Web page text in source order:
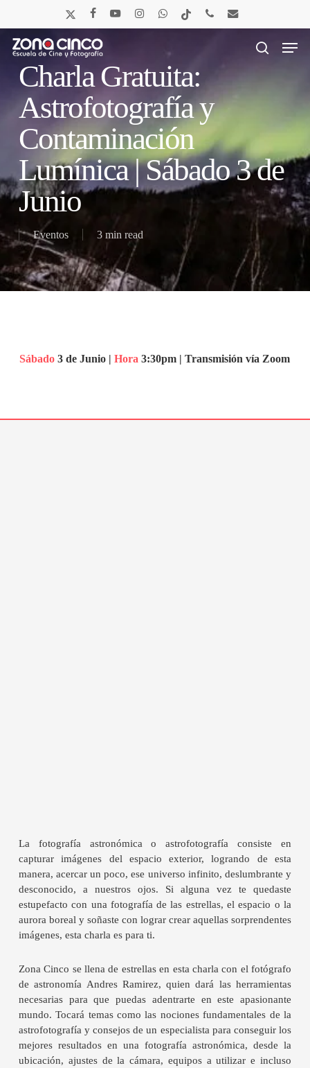
main
content
x-
facebookyoutubeinstagramwhatsapptiktok phone email
Menu
Charla Gratuita:
Astrofotografía y
Contaminación
Lumínica | Sábado 3 de
Junio
Eventos 3 min read
Sábado 3 de Junio |Hora 3:30pm |Transmisión vía Zoom
La fotografía astronómica o astrofotografía consiste en
capturar imágenes del espacio exterior, logrando de esta
manera, acercar un poco, ese universo infinito, deslumbrante y
desconocido, a nuestros ojos. Si alguna vez te quedaste
estupefacto con una fotografía de las estrellas, el espacio o la
aurora boreal y soñaste con lograr crear aquellas sorprendentes
imágenes, esta charla es para ti.
Zona Cinco se llena de estrellas en esta charla con el fotógrafo
de astronomía Andres Ramirez, quien dará las herramientas
necesarias para que puedas adentrarte en este apasionante
mundo. Tocará temas como las nociones fundamentales de la
astrofotografía y consejos de un especialista para conseguir los
mejores resultados en una fotografía astronómica, desde la
ubicación, ajustes de la cámara, equipos a utilizar e incluso